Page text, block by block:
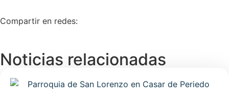
Compartir en redes:
Noticias relacionadas